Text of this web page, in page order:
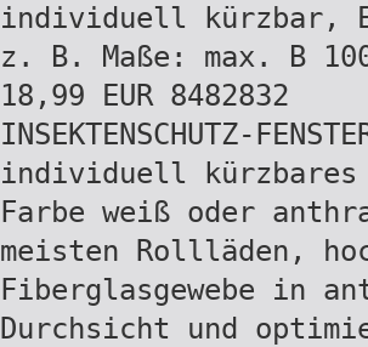
individuell kürzbar,
z. B. Maße: max. B
18,99 EUR 8482832
INSEKTENSCHUTZ-
individuell kürzbares
Farbe weiß oder
meisten Rollläden,
Fiberglasgewebe in
Durchsicht und